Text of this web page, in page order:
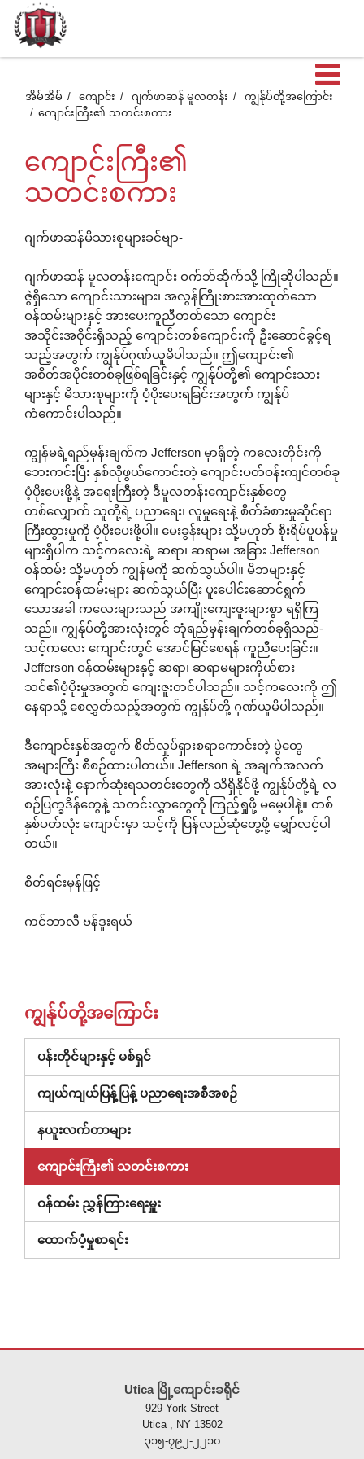
ဖွ
အိမ်အိမ် ကျောင်း ဂျက်ဖာဆန် မူလတန်း
ကျွန်ုပ်တို့အကြောင်း
ကျောင်းကြီး၏ သတင်းစကား
ကျောင်းကြီး၏
သတင်းစကား
ဂျက်ဖာဆန်မိသားစုများခင်ဗျာ-
ဂျက်ဖာဆန် မူလတန်းကျောင်း ဝက်ဘ်ဆိုက်သို့ ကြိုဆိုပါသည်။
ဇွဲရှိသော ကျောင်းသားများ၊ အလွန်ကြိုးစားအားထုတ်သော
ဝန်ထမ်းများနှင့် အားပေးကူညီတတ်သော ကျောင်း
အသိုင်းအဝိုင်းရှိသည့် ကျောင်းတစ်ကျောင်းကို ဦးဆောင်ခွင့်ရ
သည့်အတွက် ကျွန်ုပ်ဂုဏ်ယူမိပါသည်။ ဤကျောင်း၏
အစိတ်အပိုင်းတစ်ခုဖြစ်ရခြင်းနှင့် ကျွန်ုပ်တို့၏ ကျောင်းသား
များနှင့် မိသားစုများကို ပံ့ပိုးပေးရခြင်းအတွက် ကျွန်ုပ်
ကံကောင်းပါသည်။
ကျွန်မရဲ့ရည်မှန်းချက်က Jefferson မှာရှိတဲ့ ကလေးတိုင်းကို
ဘေးကင်းပြီး နှစ်လိုဖွယ်ကောင်းတဲ့ ကျောင်းပတ်ဝန်းကျင်တစ်ခု
ပံ့ပိုးပေးဖို့နဲ့ အရေးကြီးတဲ့ ဒီမူလတန်းကျောင်းနှစ်တွေ
တစ်လျှောက် သူတို့ရဲ့ ပညာရေး၊ လူမှုရေးနဲ့ စိတ်ခံစားမှုဆိုင်ရာ
ကြီးထွားမှုကို ပံ့ပိုးပေးဖို့ပါ။ မေးခွန်းများ သို့မဟုတ် စိုးရိမ်ပူပန်မှု
များရှိပါက သင့်ကလေးရဲ့ ဆရာ၊ ဆရာမ၊ အခြား Jefferson
ဝန်ထမ်း သို့မဟုတ် ကျွန်မကို ဆက်သွယ်ပါ။ မိဘများနှင့်
ကျောင်းဝန်ထမ်းများ ဆက်သွယ်ပြီး ပူးပေါင်းဆောင်ရွက်
သောအခါ ကလေးများသည် အကျိုးကျေးဇူးများစွာ ရရှိကြ
သည်။ ကျွန်ုပ်တို့အားလုံးတွင် ဘုံရည်မှန်းချက်တစ်ခုရှိသည်-
သင့်ကလေး ကျောင်းတွင် အောင်မြင်စေရန် ကူညီပေးခြင်း။
Jefferson ဝန်ထမ်းများနှင့် ဆရာ၊ ဆရာမများကိုယ်စား
သင်၏ပံ့ပိုးမှုအတွက် ကျေးဇူးတင်ပါသည်။ သင့်ကလေးကို ဤ
နေရာသို့ စေလွှတ်သည့်အတွက် ကျွန်ုပ်တို့ ဂုဏ်ယူမိပါသည်။
ဒီကျောင်းနှစ်အတွက် စိတ်လှုပ်ရှားစရာကောင်းတဲ့ ပွဲတွေ
အများကြီး စီစဉ်ထားပါတယ်။ Jefferson ရဲ့ အချက်အလက်
အားလုံးနဲ့ နောက်ဆုံးရသတင်းတွေကို သိရှိနိုင်ဖို့ ကျွန်ုပ်တို့ရဲ့ လ
စဉ်ပြက္ခဒိန်တွေနဲ့ သတင်းလွှာတွေကို ကြည့်ရှုဖို့ မမေ့ပါနဲ့။ တစ်
နှစ်ပတ်လုံး ကျောင်းမှာ သင့်ကို ပြန်လည်ဆုံတွေ့ဖို့ မျှော်လင့်ပါ
တယ်။
စိတ်ရင်းမှန်ဖြင့်
ကင်ဘာလီ ဗန်ဒူးရယ်
ကျွန်ုပ်တို့အကြောင်း
ပန်းတိုင်များနှင့် မစ်ရှင်
ကျယ်ကျယ်ပြန့်ပြန့် ပညာရေးအစီအစဉ်
နယူးလက်တာများ
ကျောင်းကြီး၏ သတင်းစကား
ဝန်ထမ်း ညွှန်ကြားရေးမှူး
ထောက်ပံ့မှုစာရင်း(ဝင်း
ဒိုး
Utica မြို့ကျောင်းခရိုင်
929 York Street
Utica , NY 13502
၃၁၅-၇၉၂-၂၂၁၀